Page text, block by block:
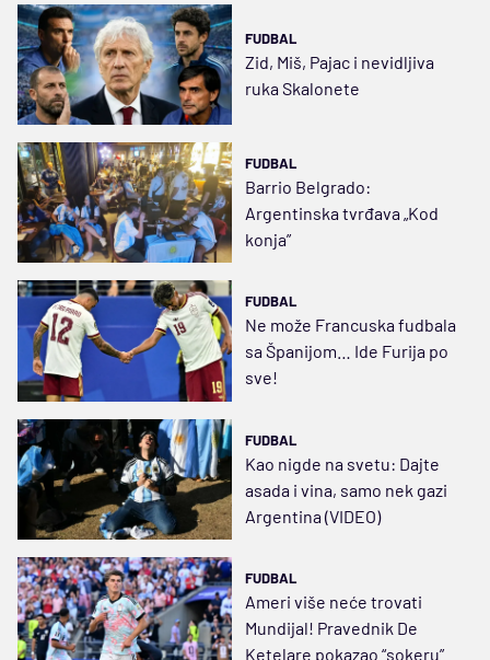
FUDBAL
Zid, Miš, Pajac i nevidljiva
ruka Skalonete
FUDBAL
Barrio Belgrado:
Argentinska tvrđava „Kod
konja”
FUDBAL
Ne može Francuska fudbala
sa Španijom… Ide Furija po
sve!
FUDBAL
Kao nigde na svetu: Dajte
asada i vina, samo nek gazi
Argentina (VIDEO)
FUDBAL
Ameri više neće trovati
Mundijal! Pravednik De
Ketelare pokazao “sokeru”